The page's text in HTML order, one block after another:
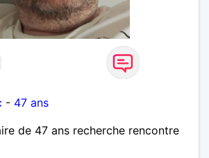
- 47 ans
de 47 ans recherche rencontre